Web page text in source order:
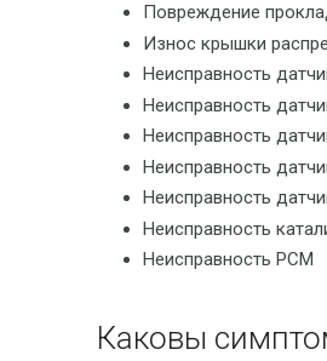
Повреждение
Износ крышки
Неисправность
Неисправность
Неисправность
Неисправность
Неисправность
Неисправность
Неисправность PCM
Каковы